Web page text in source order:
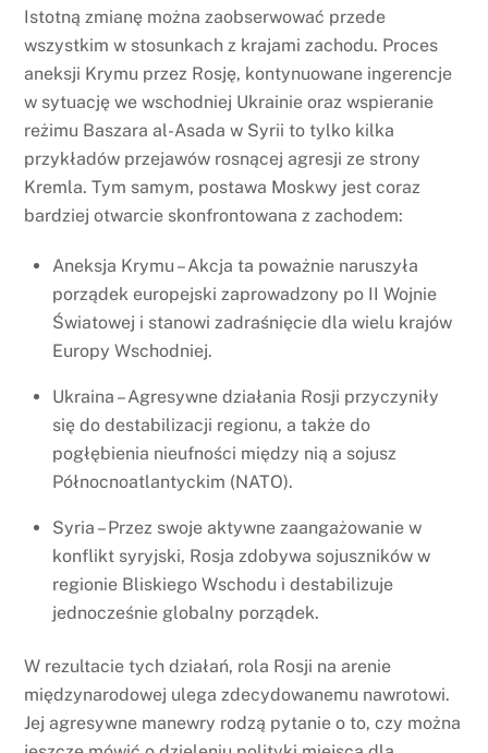
Istotną zmianę można zaobserwować przede
wszystkim w stosunkach z krajami zachodu. Proces
aneksji Krymu przez Rosję, kontynuowane ingerencje
w sytuację we wschodniej Ukrainie oraz wspieranie
reżimu Baszara al-Asada w Syrii to tylko kilka
przykładów przejawów rosnącej agresji ze strony
Kremla. Tym samym, postawa Moskwy jest coraz
bardziej otwarcie skonfrontowana z zachodem:
Aneksja Krymu – Akcja ta poważnie naruszyła
porządek europejski zaprowadzony po II Wojnie
Światowej i stanowi zadraśnięcie dla wielu krajów
Europy Wschodniej.
Ukraina – Agresywne działania Rosji przyczyniły
się do destabilizacji regionu, a także do
pogłębienia nieufności między nią a sojusz
Północnoatlantyckim (NATO).
Syria – Przez swoje aktywne zaangażowanie w
konflikt syryjski, Rosja zdobywa sojuszników w
regionie Bliskiego Wschodu i destabilizuje
jednocześnie globalny porządek.
W rezultacie tych działań, rola Rosji na arenie
międzynarodowej ulega zdecydowanemu nawrotowi.
Jej agresywne manewry rodzą pytanie o to, czy można